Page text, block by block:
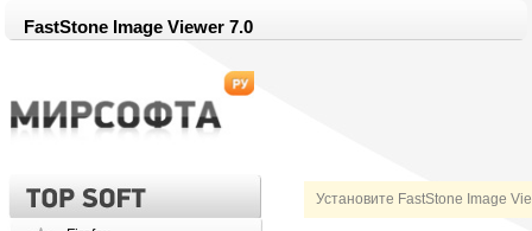
FastStone Image Viewer 7.0
Установите FastStone Image